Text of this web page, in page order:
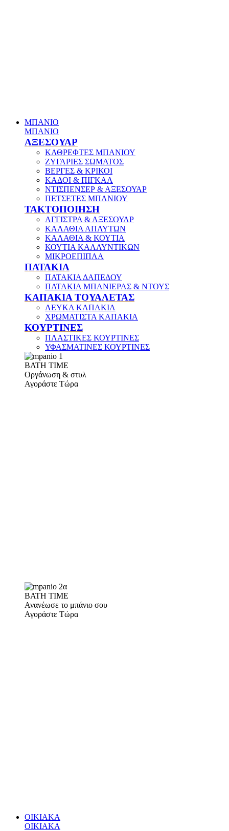
ΜΠΑΝΙΟ
ΜΠΑΝΙΟ
ΑΞΕΣΟΥΑΡ
ΚΑΘΡΕΦΤΕΣ ΜΠΑΝΙΟΥ
ΖΥΓΑΡΙΕΣ ΣΩΜΑΤΟΣ
ΒΕΡΓΕΣ & ΚΡΙΚΟΙ
ΚΑΔΟΙ & ΠΙΓΚΑΛ
ΝΤΙΣΠΕΝΣΕΡ & ΑΞΕΣΟΥΑΡ
ΠΕΤΣΕΤΕΣ ΜΠΑΝΙΟΥ
ΤΑΚΤΟΠΟΙΗΣΗ
ΑΓΓΙΣΤΡΑ & ΑΞΕΣΟΥΑΡ
ΚΑΛΑΘΙΑ ΑΠΛΥΤΩΝ
ΚΑΛΑΘΙΑ & ΚΟΥΤΙΑ
ΚΟΥΤΙΑ ΚΑΛΛΥΝΤΙΚΩΝ
ΜΙΚΡΟΕΠΙΠΛΑ
ΠΑΤΑΚΙΑ
ΠΑΤΑΚΙΑ ΔΑΠΕΔΟΥ
ΠΑΤΑΚΙΑ ΜΠΑΝΙΕΡΑΣ & ΝΤΟΥΣ
ΚΑΠΑΚΙΑ ΤΟΥΑΛΕΤΑΣ
ΛΕΥΚΑ ΚΑΠΑΚΙΑ
ΧΡΩΜΑΤΙΣΤΑ ΚΑΠΑΚΙΑ
ΚΟΥΡΤΙΝΕΣ
ΠΛΑΣΤΙΚΕΣ ΚΟΥΡΤΙΝΕΣ
ΥΦΑΣΜΑΤΙΝΕΣ ΚΟΥΡΤΙΝΕΣ
ΒΑΤΗ ΤΙΜΕ
Οργάνωση & στυλ
Αγοράστε Τώρα
BATH TIME
Ανανέωσε το μπάνιο σου
Αγοράστε Τώρα
ΟΙΚΙΑΚΑ
ΟΙΚΙΑΚΑ